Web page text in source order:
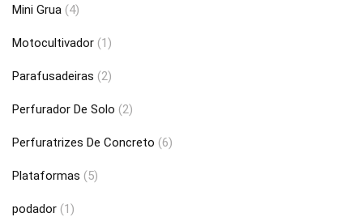
Mini Grua (4)
Motocultivador (1)
Parafusadeiras (2)
Perfurador De Solo (2)
Perfuratrizes De Concreto (6)
Plataformas (5)
podador (1)